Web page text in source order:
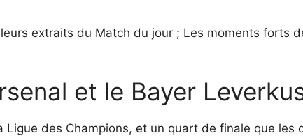
extraits du Match du jour ; Les moments forts
et le Bayer
des Champions, et un quart de finale que les